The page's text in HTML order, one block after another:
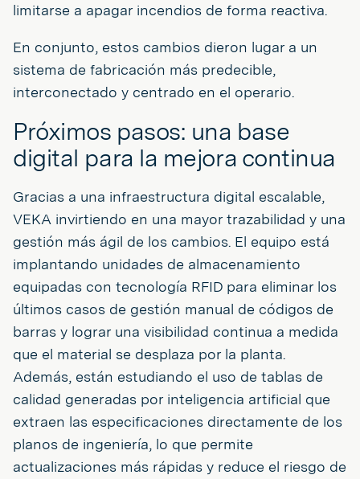
limitarse a apagar incendios de forma reactiva.
En conjunto, estos cambios dieron lugar a un
sistema de fabricación más predecible,
interconectado y centrado en el operario.
Próximos pasos: una base
digital para la mejora continua
Gracias a una infraestructura digital escalable,
VEKA invirtiendo en una mayor trazabilidad y una
gestión más ágil de los cambios. El equipo está
implantando unidades de almacenamiento
equipadas con tecnología RFID para eliminar los
últimos casos de gestión manual de códigos de
barras y lograr una visibilidad continua a medida
que el material se desplaza por la planta.
Además, están estudiando el uso de tablas de
calidad generadas por inteligencia artificial que
extraen las especificaciones directamente de los
planos de ingeniería, lo que permite
actualizaciones más rápidas y reduce el riesgo de